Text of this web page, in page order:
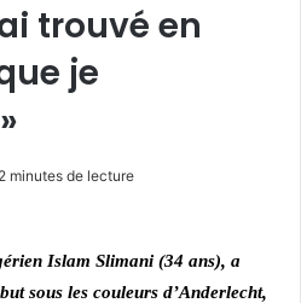
trouvé en
je
2 minutes de lecture
Islam Slimani (34 ans), a
sous les couleurs d’Anderlecht,